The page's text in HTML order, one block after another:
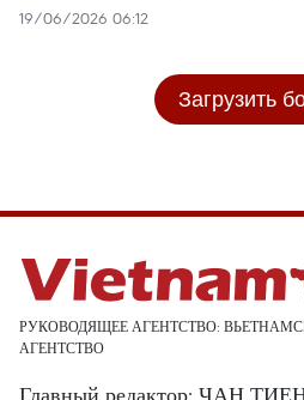
19/06/2026 06:12
Загрузить
РУКОВОДЯЩЕЕ АГЕНТСТВО:
АГЕНТСТВО
Главный редактор: ЧАН